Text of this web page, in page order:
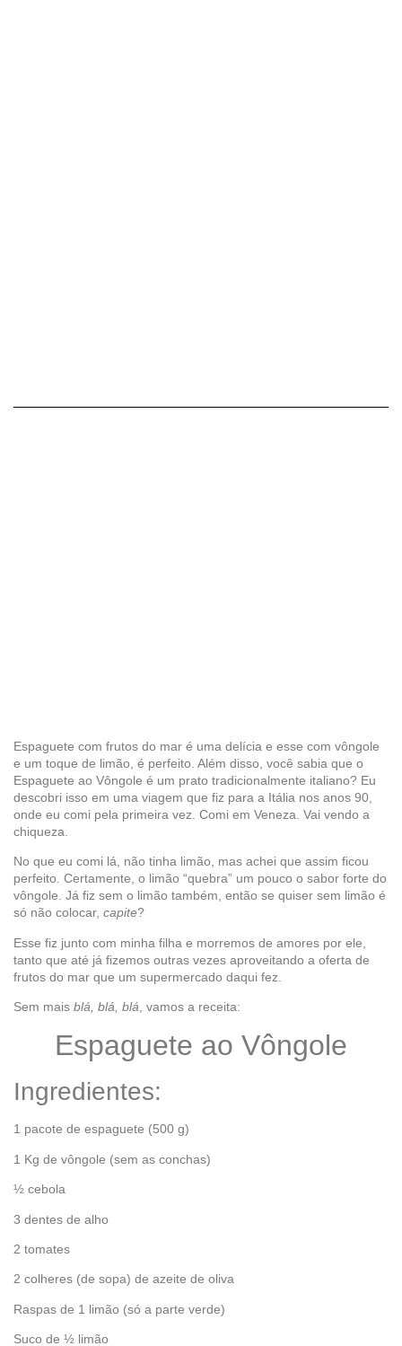
Espaguete com frutos do mar é uma delícia e esse com vôngole
e um toque de limão, é perfeito. Além disso, você sabia que o
Espaguete ao Vôngole é um prato tradicionalmente italiano? Eu
descobri isso em uma viagem que fiz para a Itália nos anos 90,
onde eu comi pela primeira vez. Comi em Veneza. Vai vendo a
chiqueza.
No que eu comi lá, não tinha limão, mas achei que assim ficou
perfeito. Certamente, o limão “quebra” um pouco o sabor forte do
vôngole. Já fiz sem o limão também, então se quiser sem limão é
só não colocar, capite?
Esse fiz junto com minha filha e morremos de amores por ele,
tanto que até já fizemos outras vezes aproveitando a oferta de
frutos do mar que um supermercado daqui fez.
Sem mais blá, blá, blá , vamos a receita:
Espaguete ao Vôngole
Ingredientes:
1 pacote de espaguete (500 g)
1 Kg de vôngole (sem as conchas)
½ cebola
3 dentes de alho
2 tomates
2 colheres (de sopa) de azeite de oliva
Raspas de 1 limão (só a parte verde)
Suco de ½ limão